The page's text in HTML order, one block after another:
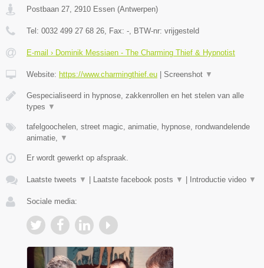
Postbaan 27 2910 Essen (Antwerpen)
Tel: 0032 499 27 68 26 , Fax: - , BTW-nr: vrijgesteld
E-mail › Dominik Messiaen - The Charming Thief & Hypnotist
Website: https://www.charmingthief.eu Screenshot ▼
Gespecialiseerd in hypnose, zakkenrollen en het stelen van alle
types ▼
tafelgoochelen, street magic, animatie, hypnose, rondwandelende
animatie,
▼
Er wordt gewerkt op afspraak.
Laatste tweets ▼ Laatste facebook posts ▼ Introductie video ▼
Sociale media: